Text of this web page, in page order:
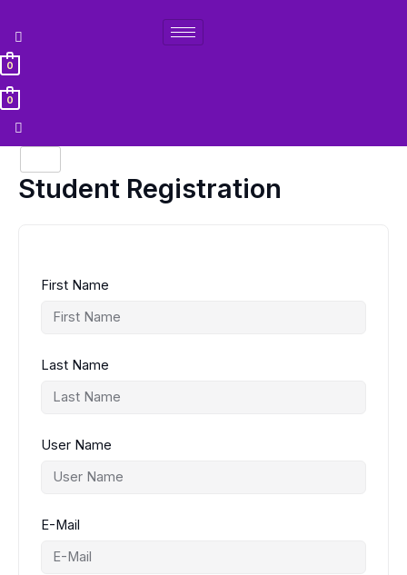
konten
0
0
Student Registration
First Name
Last Name
User Name
E-Mail